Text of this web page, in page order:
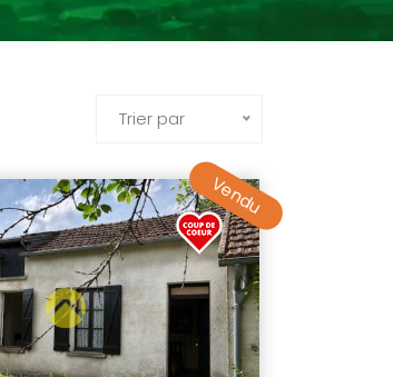
Trier par
Vendu